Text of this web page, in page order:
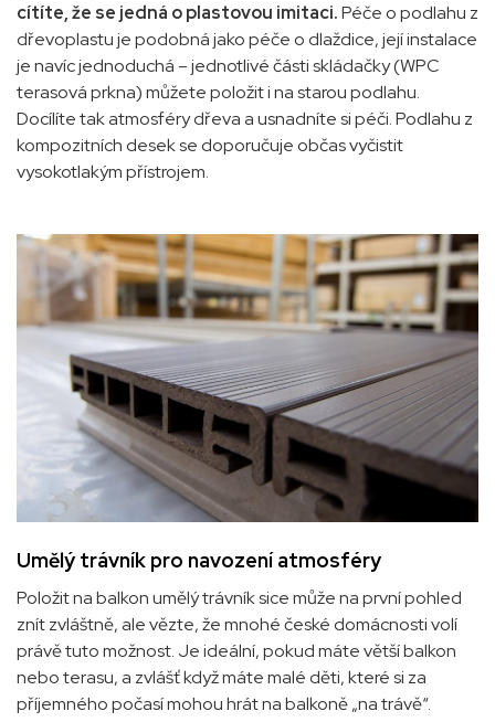
cítíte, že se jedná o plastovou imitaci.Péče o podlahu z
dřevoplastu je podobná jako péče o dlaždice, její instalace
je navíc jednoduchá – jednotlivé části skládačky (WPC
terasová prkna) můžete položit i na starou podlahu.
Docílíte tak atmosféry dřeva a usnadníte si péči. Podlahu z
kompozitních desek se doporučuje občas vyčistit
vysokotlakým přístrojem.
Umělý trávník pro navození atmosféry
Položit na balkon umělý trávník sice může na první pohled
znít zvláštně, ale vězte, že mnohé české domácnosti volí
právě tuto možnost. Je ideální, pokud máte větší balkon
nebo terasu, a zvlášť když máte malé děti, které si za
příjemného počasí mohou hrát na balkoně „na trávě“.